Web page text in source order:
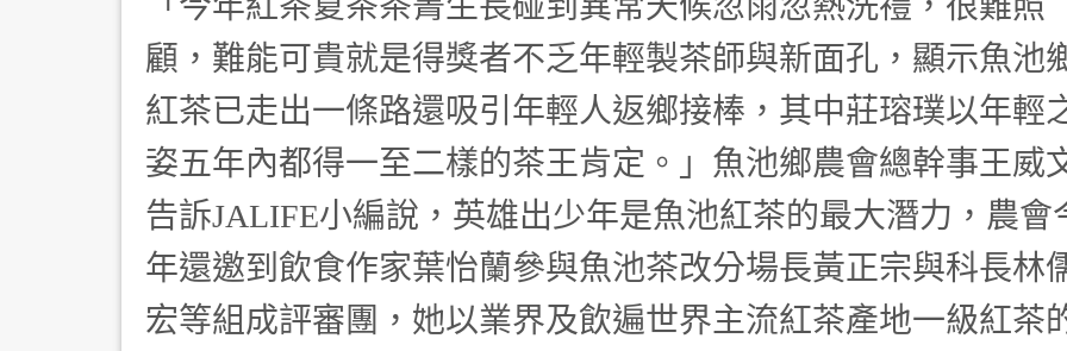
顧，難能可貴就是得獎者不乏年輕製茶師與新面孔，顯示魚池
紅茶已走出一條路還吸引年輕人返鄉接棒，其中莊瑢璞以年輕
姿五年內都得一至二樣的茶王肯定。」魚池鄉農會總幹事王威
告訴JALIFE小編說，英雄出少年是魚池紅茶的最大潛力，農會
年還邀到飲食作家葉怡蘭參與魚池茶改分場長黃正宗與科長林
宏等組成評審團，她以業界及飲遍世界主流紅茶產地一級紅茶